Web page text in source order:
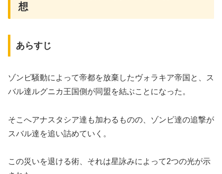
想
あらすじ
ゾンビ騒動によって帝都を放棄したヴォラキア帝国と、ス
バル達ルグニカ王国側が同盟を結ぶことになった。
そこへアナスタシア達も加わるものの、ゾンビ達の追撃が
スバル達を追い詰めていく。
この災いを退ける術、それは星詠みによって2つの光が示